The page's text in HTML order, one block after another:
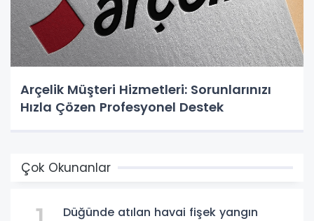
Arçelik Müşteri Hizmetleri: Sorunlarınızı
Hızla Çözen Profesyonel Destek
Çok Okunanlar
Düğünde atılan havai fişek yangın